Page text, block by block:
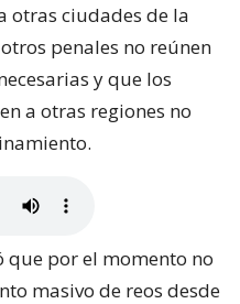
otras ciudades de la
penales no reúnen
y que los
a otras regiones no
que por el momento no
masivo de reos desde